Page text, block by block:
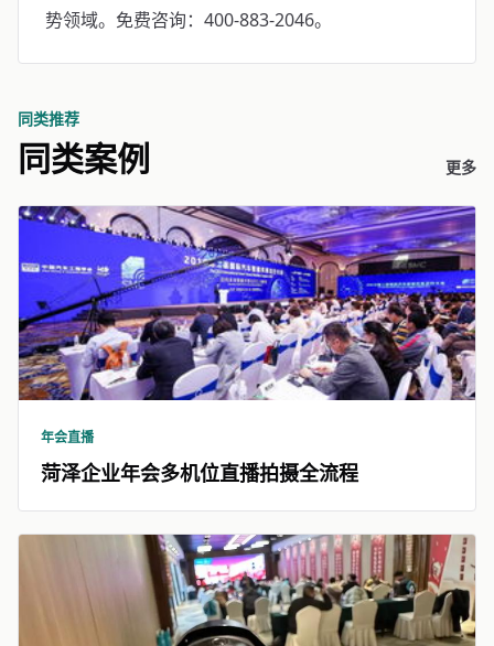
势领域。免费咨询：400-883-2046。
同类推荐
同类案例 更多
年会直播
菏泽企业年会多机位直播拍摄全流程